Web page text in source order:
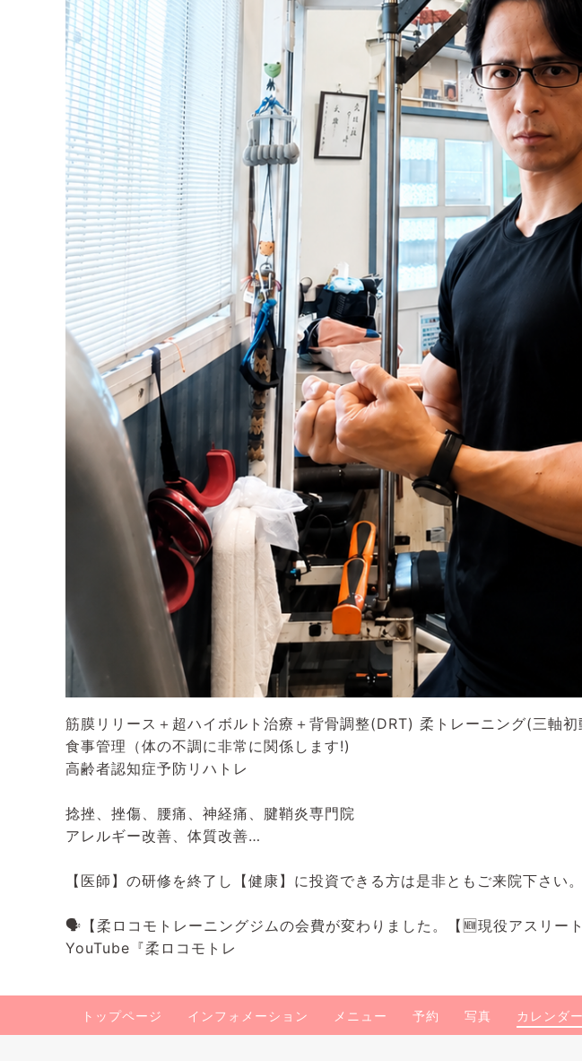
筋膜リリース＋超ハイボルト治療＋背骨調整(DRT) 柔トレーニング(三軸
食事管理（体の不調に非常に関係します!)
高齢者認知症予防リハトレ
捻挫、挫傷、腰痛、神経痛、腱鞘炎専門院
アレルギー改善、体質改善…
【医師】の研修を終了し【健康】に投資できる方は是非ともご来院下さい
🗣️【柔ロコモトレーニングジムの会費が変わりました。【🆕現役アスリー
YouTube『柔ロコモトレ
トップページ インフォメーション メニュー 予約 写真 カレンダー